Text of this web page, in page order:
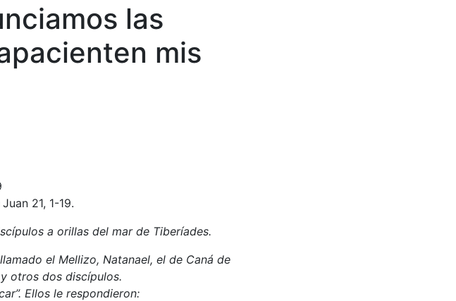
las
mis
21, 1-19.
a orillas del mar de Tiberíades.
el Mellizo, Natanael, el de Caná de
otros dos discípulos.
Ellos le respondieron: